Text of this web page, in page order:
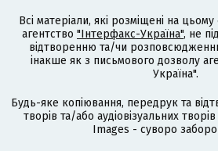
Всі матеріали, які розміщені на цьому
агентство "Інтерфакс-Україна", не
відтворенню та/чи
інакше як з письмового дозволу
Україна".
Будь-яке копіювання, передрук та
творів та/або аудіовізуальних
Images - суворо